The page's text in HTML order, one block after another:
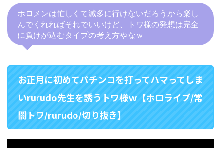
ホロメンは忙しくて滅多に行けないだろうから楽し
んでくれればそれでいいけど、トワ様の発想は完全
に負けが込むタイプの考え方やなｗ
お正月に初めてパチンコを打ってハマってしま
いrurudo先生を誘うトワ様ｗ【ホロライブ/常
闇トワ/rurudo/切り抜き】